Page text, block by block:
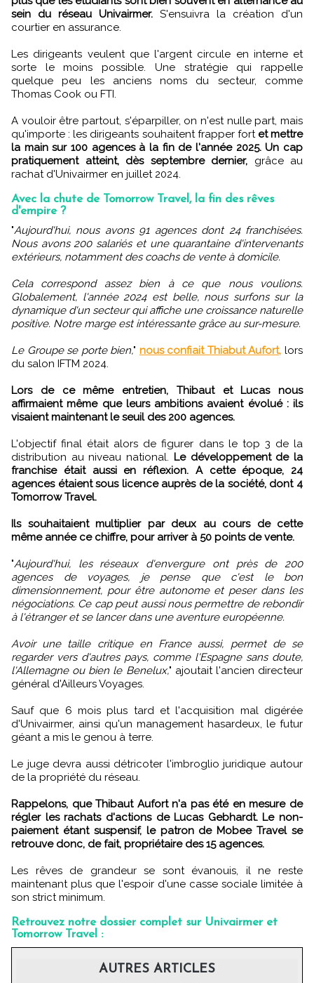
sein du réseau Univairmer. S'ensuivra la création d'un
courtier en assurance.
Les dirigeants veulent que l'argent circule en interne et
sorte le moins possible. Une stratégie qui rappelle
quelque peu les anciens noms du secteur, comme
Thomas Cook ou FTI.
A vouloir être partout, s'éparpiller, on n'est nulle part, mais
qu'importe : les dirigeants souhaitent frapper fort et mettre
la main sur 100 agences à la fin de l'année 2025. Un cap
pratiquement atteint, dès septembre dernier, grâce au
rachat d'Univairmer en juillet 2024.
Avec la chute de Tomorrow Travel, la fin des rêves
d'empire ?
"Aujourd'hui, nous avons 91 agences dont 24 franchisées.
Nous avons 200 salariés et une quarantaine d'intervenants
extérieurs, notamment des coachs de vente à domicile.
Cela correspond assez bien à ce que nous voulions.
Globalement, l'année 2024 est belle, nous surfons sur la
dynamique d'un secteur qui affiche une croissance naturelle
positive. Notre marge est intéressante grâce au sur-mesure.
Le Groupe se porte bien," nous confiait Thiabut Aufort, lors
du salon IFTM 2024.
Lors de ce même entretien, Thibaut et Lucas nous
affirmaient même que leurs ambitions avaient évolué : ils
visaient maintenant le seuil des 200 agences.
L'objectif final était alors de figurer dans le top 3 de la
distribution au niveau national. Le développement de la
franchise était aussi en réflexion. A cette époque, 24
agences étaient sous licence auprès de la société, dont 4
Tomorrow Travel.
Ils souhaitaient multiplier par deux au cours de cette
même année ce chiffre, pour arriver à 50 points de vente.
"Aujourd'hui, les réseaux d'envergure ont près de 200
agences de voyages, je pense que c'est le bon
dimensionnement, pour être autonome et peser dans les
négociations. Ce cap peut aussi nous permettre de rebondir
à l'étranger et se lancer dans une aventure européenne.
Avoir une taille critique en France aussi, permet de se
regarder vers d'autres pays, comme l'Espagne sans doute,
l'Allemagne ou bien le Benelux," ajoutait l'ancien directeur
général d'Ailleurs Voyages.
Sauf que 6 mois plus tard et l'acquisition mal digérée
d'Univairmer, ainsi qu'un management hasardeux, le futur
géant a mis le genou à terre.
Le juge devra aussi détricoter l'imbroglio juridique autour
de la propriété du réseau.
Rappelons, que Thibaut Aufort n'a pas été en mesure de
régler les rachats d'actions de Lucas Gebhardt. Le non-
paiement étant suspensif, le patron de Mobee Travel se
retrouve donc, de fait, propriétaire des 15 agences.
Les rêves de grandeur se sont évanouis, il ne reste
maintenant plus que l'espoir d'une casse sociale limitée à
son strict minimum.
Retrouvez notre dossier complet sur Univairmer et
Tomorrow Travel :
AUTRES ARTICLES